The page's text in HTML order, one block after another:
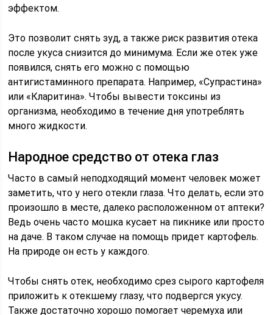
эффектом.
Это позволит снять зуд, а также риск развития отека
после укуса снизится до минимума. Если же отек уже
появился, снять его можно с помощью
антигистаминного препарата. Например, «Супрастина»
или «Кларитина». Чтобы вывести токсины из
организма, необходимо в течение дня употреблять
много жидкости.
Народное средство от отека глаз
Часто в самый неподходящий момент человек может
заметить, что у него отекли глаза. Что делать, если это
произошло в месте, далеко расположенном от аптеки?
Ведь очень часто мошка кусает на пикнике или просто
на даче. В таком случае на помощь придет картофель.
На природе он есть у каждого.
Чтобы снять отек, необходимо срез сырого картофеля
приложить к отекшему глазу, что подвергся укусу.
Также достаточно хорошо помогает черемуха или